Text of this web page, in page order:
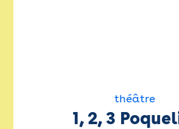
théâtre
1, 2, 3